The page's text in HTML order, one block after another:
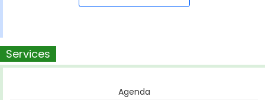
Services
Agenda